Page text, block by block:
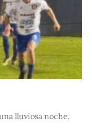
lluviosa noche,